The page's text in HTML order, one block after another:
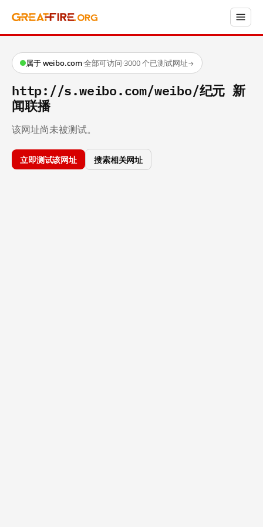
属于 weibo.com·全部可访问·3000 个已测试网址→
http://s.weibo.com/weibo/纪元 新
闻联播
该网址尚未被测试。
立即测试该网址 搜索相关网址